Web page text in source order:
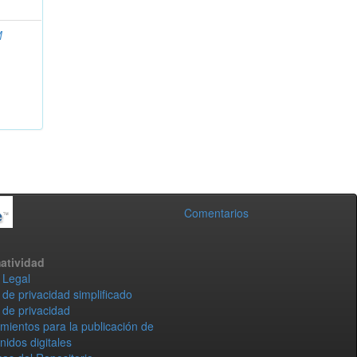
Comentarios
privacidad simplificado
privacidad
para la publicación de
digitales